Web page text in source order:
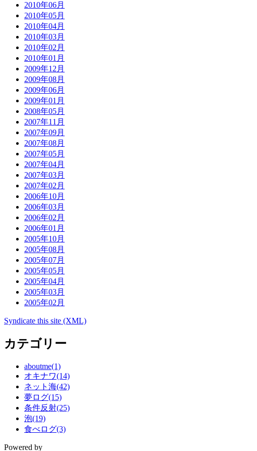
2010年06月
2010年05月
2010年04月
2010年03月
2010年02月
2010年01月
2009年12月
2009年08月
2009年06月
2009年01月
2008年05月
2007年11月
2007年09月
2007年08月
2007年05月
2007年04月
2007年03月
2007年02月
2006年10月
2006年03月
2006年02月
2006年01月
2005年10月
2005年08月
2005年07月
2005年05月
2005年04月
2005年03月
2005年02月
Syndicate this site (XML)
カテゴリー
aboutme(1)
オキナワ(14)
ネット海(42)
夢ログ(15)
条件反射(25)
泡(19)
食べログ(3)
Powered by